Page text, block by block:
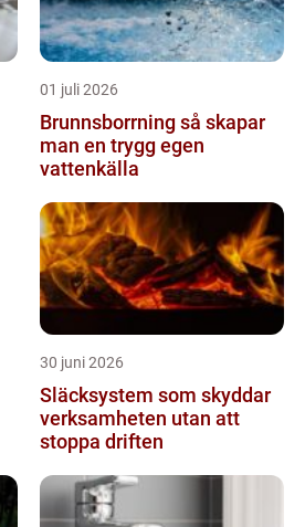
01 juli 2026
Brunnsborrning så skapar
man en trygg egen
vattenkälla
30 juni 2026
Släcksystem som skyddar
verksamheten utan att
stoppa driften